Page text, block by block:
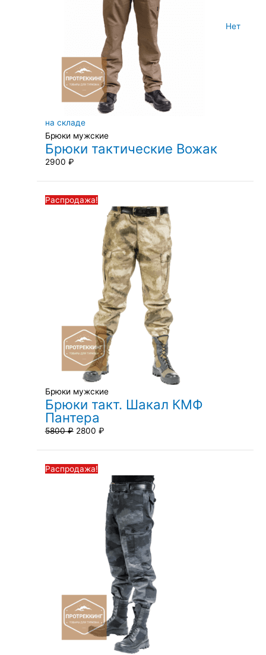
Нет
на складе
Брюки мужские
Брюки тактические Вожак
2900 ₽
Распродажа!
Брюки мужские
Брюки такт. Шакал КМФ
Пантера
5800₽
цена
составляла
5800 ₽.
2800 ₽
2800 ₽.
Распродажа!
цена
составляла2800 ₽.